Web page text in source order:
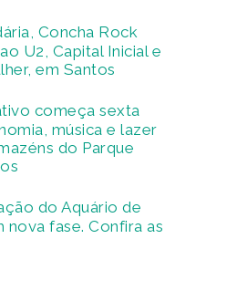
Concha Rock
U2, Capital Inicial e
em Santos
começa sexta
música e lazer
do Parque
do Aquário de
nova fase. Confira as